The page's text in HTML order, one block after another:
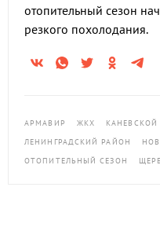
отопительный сезон
резкого похолодания.
АРМАВИР ЖКХ КАНЕВСКОЙ
ЛЕНИНГРАДСКИЙ РАЙОН
ОТОПИТЕЛЬНЫЙ СЕЗОН